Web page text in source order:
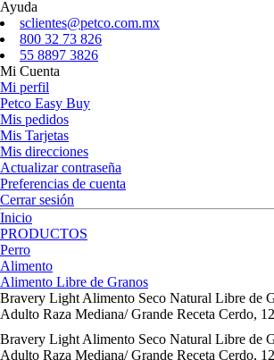
Ayuda
sclientes@petco.com.mx
800 32 73 826
55 8897 3826
Mi Cuenta
Mi perfil
Petco Easy Buy
Mis pedidos
Mis Tarjetas
Mis direcciones
Actualizar contraseña
Preferencias de cuenta
Cerrar sesión
Inicio
PRODUCTOS
Perro
Alimento
Alimento Libre de Granos
Bravery Light Alimento Seco Natural Libre de
Adulto Raza Mediana/ Grande Receta Cerdo,
Bravery Light Alimento Seco Natural Libre de
Adulto Raza Mediana/ Grande Receta Cerdo,